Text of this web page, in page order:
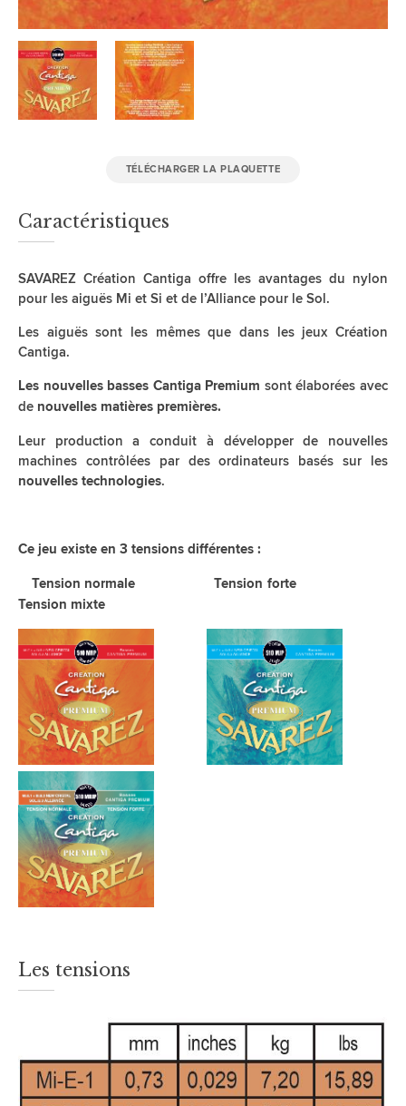
TÉLÉCHARGER LA PLAQUETTE
Caractéristiques
SAVAREZ Création Cantiga offre les avantages du nylon
pour les aiguës Mi et Si et de l’Alliance pour le Sol.
Les aiguës sont les mêmes que dans les jeux Création
Cantiga.
Les nouvelles basses Cantiga Premium sont élaborées avec
de nouvelles matières premières.
Leur production a conduit à développer de nouvelles
machines contrôlées par des ordinateurs basés sur les
nouvelles technologies.
Ce jeu existe en 3 tensions différentes :
Tension normale Tension forte
Tension mixte
Les tensions